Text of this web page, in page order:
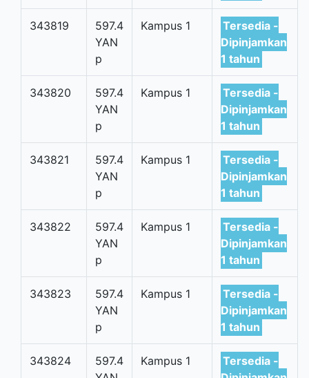
343819
597.4
YAN
p
Kampus 1
Tersedia -
Dipinjamkan
1 tahun
343820
597.4
YAN
p
Kampus 1
Tersedia -
Dipinjamkan
1 tahun
343821
597.4
YAN
p
Kampus 1
Tersedia -
Dipinjamkan
1 tahun
343822
597.4
YAN
p
Kampus 1
Tersedia -
Dipinjamkan
1 tahun
343823
597.4
YAN
p
Kampus 1
Tersedia -
Dipinjamkan
1 tahun
343824
597.4
Kampus 1
Tersedia -